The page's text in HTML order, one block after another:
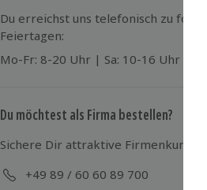
Ort zu begleichen)
Hin- und Rückreise sind im
Du erreichst uns telefonisch zu
Feiertagen:
Mo-Fr: 8-20 Uhr | Sa: 10-16 Uhr
Du möchtest als Firma bestellen?
Sichere Dir attraktive Firmenkunden
+49 89 / 60 60 89 700